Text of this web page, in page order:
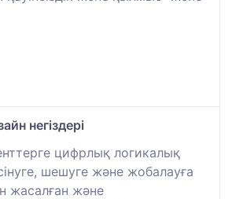
негіздері
цифрлық логикалық
шешуге және жобалауға
жасалған және